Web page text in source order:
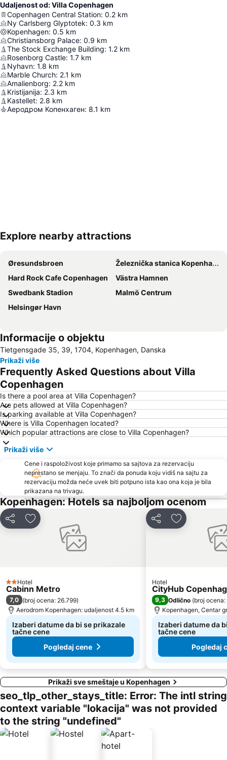
Udaljenost od: Villa Copenhagen
Copenhagen Central Station: 0.2 km
Ny Carlsberg Glyptotek: 0.3 km
Kopenhagen: 0.5 km
Christiansborg Palace: 0.9 km
The Stock Exchange Building: 1.2 km
Rosenborg Castle: 1.7 km
Nyhavn: 1.8 km
Marble Church: 2.1 km
Amalienborg: 2.2 km
Kristijanija: 2.3 km
Kastellet: 2.8 km
Аеродром Копенхаген: 8.1 km
Explore nearby attractions
Øresundsbroen
Železnička stanica Kopenhagen
Hard Rock Cafe Copenhagen
Västra Hamnen
Swedbank Stadion
Malmö Centrum
Helsingør Havn
Informacije o objektu
Tietgensgade 35, 39, 1704, Kopenhagen, Danska
Prikaži više
Frequently Asked Questions about Villa
Copenhagen
Is there a pool area at Villa Copenhagen?
Are pets allowed at Villa Copenhagen?
Is parking available at Villa Copenhagen?
Where is Villa Copenhagen located?
Which popular attractions are close to Villa Copenhagen?
Prikaži više
Cene i raspoloživost koje primamo sa sajtova za rezervaciju
neprestano se menjaju. To znači da ponuda koju vidiš na sajtu za
rezervaciju možda neće uvek biti potpuno ista kao ona koja je bila
prikazana na trivagu.
Kopenhagen: Hotels sa najboljom ocenom
Deli Dodati u favorite
2 Zvezdice
Hotel
Cabinn Metro
7,0 (broj ocena: 26.799)
Aerodrom Kopenhagen: udaljenost 4.5 km
Izaberi datume da bi se prikazale
tačne cene
Pogledaj cene
Deli Dodati u
Hotel
CityHub
9,3 Odlično (broj
Kopenhagen, Centar
Izaberi datume da
tačne cene
Pogledaj
Prikaži sve smeštaje u Kopenhagen
seo_tlp_other_stays_title: Error: The intl string
context variable "lokacija" was not provided
to the string "undefined"